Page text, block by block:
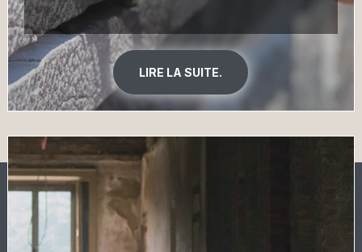
LIRE LA SUITE.